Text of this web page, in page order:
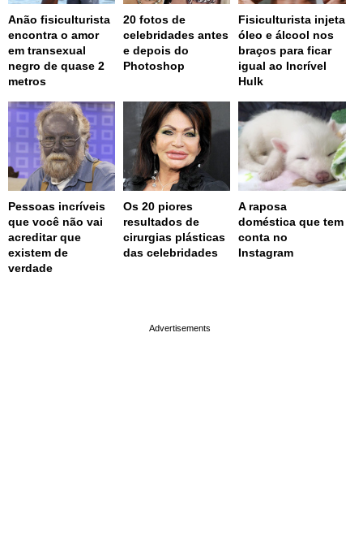
Anão fisiculturista
encontra o amor
em transexual
negro de quase 2
metros
20 fotos de
celebridades antes
e depois do
Photoshop
Fisiculturista injeta
óleo e álcool nos
braços para ficar
igual ao Incrível
Hulk
Pessoas incríveis
que você não vai
acreditar que
existem de
verdade
Os 20 piores
resultados de
cirurgias plásticas
das celebridades
A raposa
doméstica que tem
conta no
Instagram